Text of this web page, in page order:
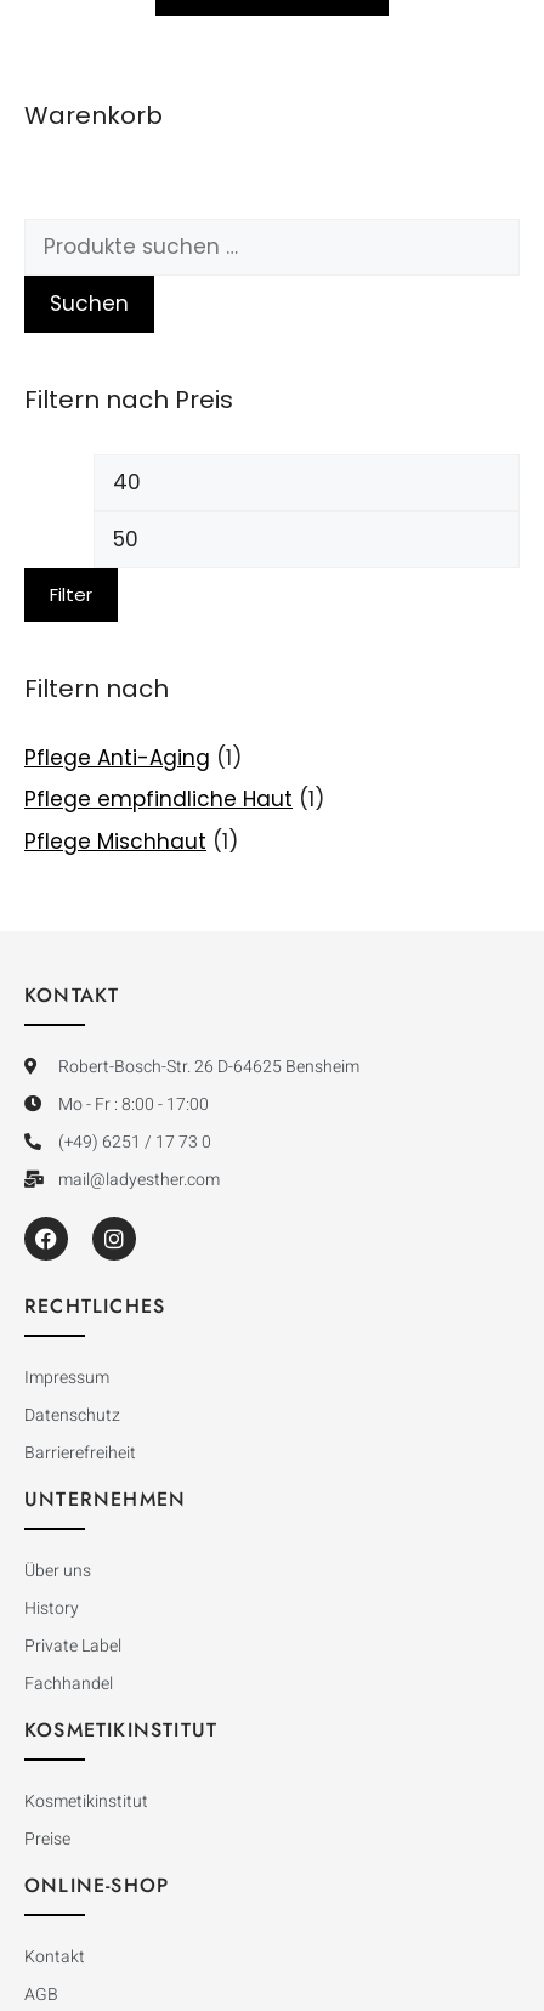
Warenkorb
Suchen
Filtern nach Preis
Filter
Filtern nach
Pflege Anti-Aging (1)
Pflege empfindliche Haut (1)
Pflege Mischhaut (1)
KONTAKT
Robert-Bosch-Str. 26 D-64625 Bensheim
Mo - Fr : 8:00 - 17:00
(+49) 6251 / 17 73 0
mail@ladyesther.com
RECHTLICHES
Impressum
Datenschutz
Barrierefreiheit
UNTERNEHMEN
Über uns
History
Private Label
Fachhandel
KOSMETIKINSTITUT
Kosmetikinstitut
Preise
ONLINE-SHOP
Kontakt
AGB